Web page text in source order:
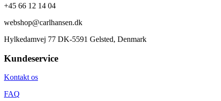
+45 66 12 14 04
webshop@carlhansen.dk
Hylkedamvej 77 DK-5591 Gelsted, Denmark
Kundeservice
Kontakt os
FAQ